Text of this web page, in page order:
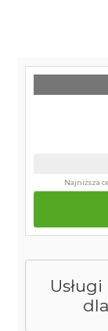
Najniższa